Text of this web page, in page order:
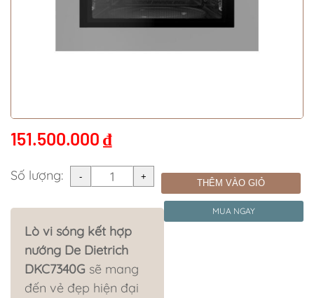
151.500.000 ₫
Số lượng: THÊM VÀO GIỎ
MUA NGAY
Lò vi sóng kết hợp
nướng De Dietrich
DKC7340G sẽ mang
đến vẻ đẹp hiện đại